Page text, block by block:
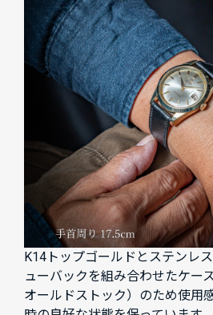
K14トップゴールドとステンレ
ューバックを組み合わせたケー
オールドストック）のため使用